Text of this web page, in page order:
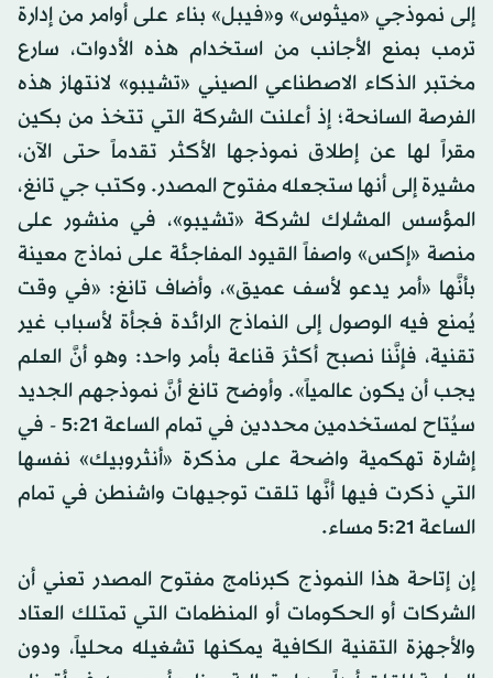
إلى نموذجي «ميثوس» و«فيبل» بناء على أوامر من إدارة
ترمب بمنع الأجانب من استخدام هذه الأدوات، سارع
مختبر الذكاء الاصطناعي الصيني «تشيبو» لانتهاز هذه
الفرصة السانحة؛ إذ أعلنت الشركة التي تتخذ من بكين
مقراً لها عن إطلاق نموذجها الأكثر تقدماً حتى الآن،
مشيرة إلى أنها ستجعله مفتوح المصدر. وكتب جي تانغ،
المؤسس المشارك لشركة «تشيبو»، في منشور على
منصة «إكس» واصفاً القيود المفاجئة على نماذج معينة
بأنَّها «أمر يدعو لأسف عميق»، وأضاف تانغ: «في وقت
يُمنع فيه الوصول إلى النماذج الرائدة فجأة لأسباب غير
تقنية، فإنَّنا نصبح أكثرَ قناعة بأمر واحد: وهو أنَّ العلم
يجب أن يكون عالمياً». وأوضح تانغ أنَّ نموذجهم الجديد
سيُتاح لمستخدمين محددين في تمام الساعة 5:21 - في
إشارة تهكمية واضحة على مذكرة «أنثروبيك» نفسها
التي ذكرت فيها أنَّها تلقت توجيهات واشنطن في تمام
الساعة 5:21 مساء.
إن إتاحة هذا النموذج كبرنامج مفتوح المصدر تعني أن
الشركات أو الحكومات أو المنظمات التي تمتلك العتاد
والأجهزة التقنية الكافية يمكنها تشغيله محلياً، ودون